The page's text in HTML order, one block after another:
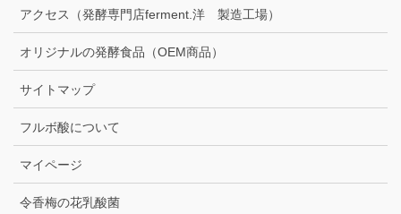
アクセス（発酵専門店ferment.洋 製造工場）
オリジナルの発酵食品（OEM商品）
サイトマップ
フルボ酸について
マイページ
令香梅の花乳酸菌